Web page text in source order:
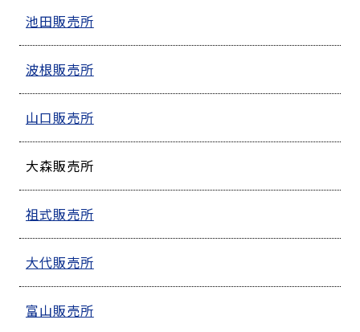
池田販売所
波根販売所
山口販売所
大森販売所
祖式販売所
大代販売所
富山販売所